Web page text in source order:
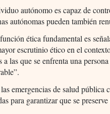
autónomo es capaz de
autónomas pueden también
ética fundamental es
escrutinio ético en el
a las que se enfrenta una
emergencias de salud
para garantizar que se